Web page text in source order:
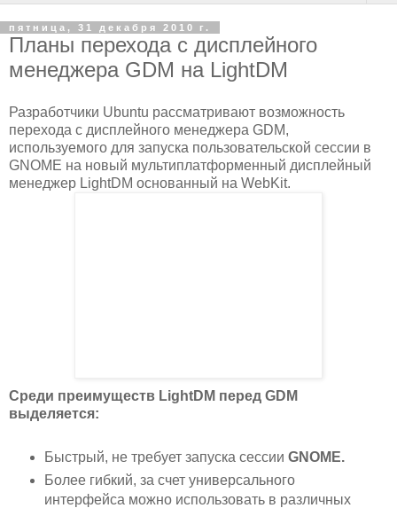
пятница, 31 декабря 2010 г.
Планы перехода с дисплейного
менеджера GDM на LightDM
Разработчики Ubuntu рассматривают возможность
перехода с дисплейного менеджера GDM,
используемого для запуска пользовательской сессии в
GNOME на новый мультиплатформенный дисплейный
менеджер LightDM основанный на WebKit.
Среди преимуществ LightDM перед GDM
выделяется:
Быстрый, не требует запуска сессии GNOME.
Более гибкий, за счет универсального
интерфейса можно использовать в различных